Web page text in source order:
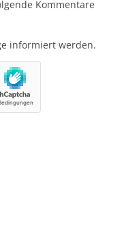
Kommentare
informiert werden.